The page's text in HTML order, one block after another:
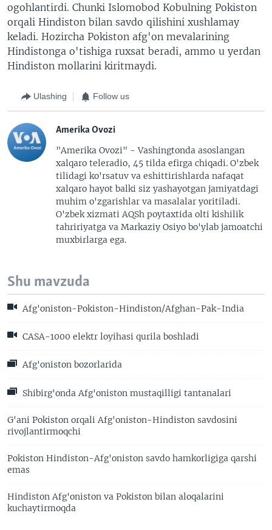
ogohlantirdi. Chunki Islomobod Kobulning Pokiston
orqali Hindiston bilan savdo qilishini xushlamay
keladi. Hozircha Pokiston afg'on mevalarining
Hindistonga o'tishiga ruxsat beradi, ammo u yerdan
Hindiston mollarini kiritmaydi.
Ulashing Follow us
Amerika Ovozi
"Amerika Ovozi" - Vashingtonda asoslangan
xalqaro teleradio, 45 tilda efirga chiqadi. O'zbek
tilidagi ko'rsatuv va eshittirishlarda nafaqat
xalqaro hayot balki siz yashayotgan jamiyatdagi
muhim o'zgarishlar va masalalar yoritiladi.
O'zbek xizmati AQSh poytaxtida olti kishilik
tahririyatga va Markaziy Osiyo bo'ylab jamoatchi
muxbirlarga ega.
Shu mavzuda
Afg'oniston-Pokiston-Hindiston/Afghan-Pak-India
CASA-1000 elektr loyihasi qurila boshladi
Afg'oniston bozorlarida
Shibirg'onda Afg'oniston mustaqilligi tantanalari
G'ani Pokiston orqali Afg'oniston-Hindiston savdosini
rivojlantirmoqchi
Pokiston Hindiston-Afg'oniston savdo hamkorligiga qarshi
emas
Hindiston Afg'oniston va Pokiston bilan aloqalarini
kuchaytirmoqda